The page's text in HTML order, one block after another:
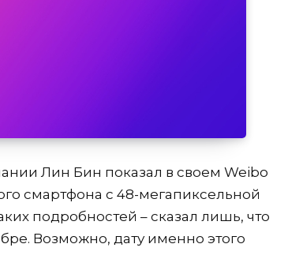
Лин Бин показал в своем Weibo
смартфона с 48-мегапиксельной
подробностей – сказал лишь, что
Возможно, дату именно этого